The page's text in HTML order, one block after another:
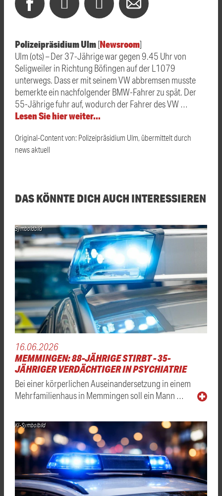
Polizeipräsidium Ulm[Newsroom]
Ulm (ots) – Der 37-Jährige war gegen 9.45 Uhr von
Seligweiler in Richtung Böfingen auf der L1079
unterwegs. Dass er mit seinem VW abbremsen musste
bemerkte ein nachfolgender BMW-Fahrer zu spät. Der
55-Jährige fuhr auf, wodurch der Fahrer des VW …
Lesen Sie hier weiter…
Original-Content von: Polizeipräsidium Ulm, übermittelt durch
news aktuell
DAS KÖNNTE DICH AUCH INTERESSIEREN
Symboldbild
16.06.2026
MEMMINGEN: 88-JÄHRIGE STIRBT - 35-
JÄHRIGER VERDÄCHTIGER IN PSYCHIATRIE
Bei einer körperlichen Auseinandersetzung in einem
Mehrfamilienhaus in Memmingen soll ein Mann …
KI-Symbolbild